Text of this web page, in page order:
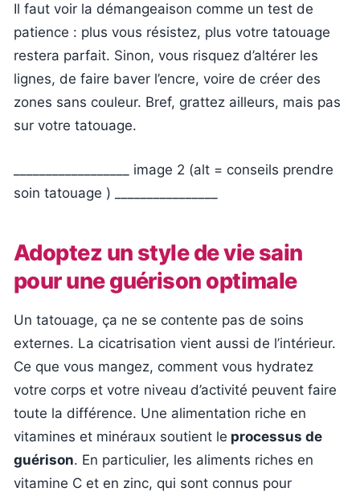
Il faut voir la démangeaison comme un test de
patience : plus vous résistez, plus votre tatouage
restera parfait. Sinon, vous risquez d’altérer les
lignes, de faire baver l’encre, voire de créer des
zones sans couleur. Bref, grattez ailleurs, mais pas
sur votre tatouage.
__________________ image 2 (alt = conseils prendre
soin tatouage ) ________________
Adoptez un style de vie sain
pour une guérison optimale
Un tatouage, ça ne se contente pas de soins
externes. La cicatrisation vient aussi de l’intérieur.
Ce que vous mangez, comment vous hydratez
votre corps et votre niveau d’activité peuvent faire
toute la différence. Une alimentation riche en
vitamines et minéraux soutient le processus de
guérison. En particulier, les aliments riches en
vitamine C et en zinc, qui sont connus pour